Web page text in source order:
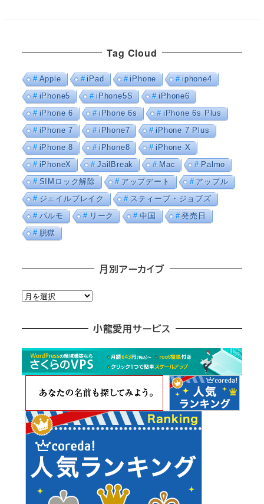
Tag Cloud
Apple iPad iPhone
iphone4
iPhone5
iPhone5S
iPhone6
iPhone 6
iPhone 6s
iPhone 6s Plus
iPhone 7
iPhone7
iPhone 7 Plus
iPhone 8
iPhone8
iPhone X
iPhoneX
JailBreak Mac
Palmo
SIMロック解除
アップデート
アップル
ジェイルブレイク
スティーブ・ジョブズ
パルモ
リーク 中国
発売日
脱獄
月別アーカイブ
月
カ
小龍愛用サービス